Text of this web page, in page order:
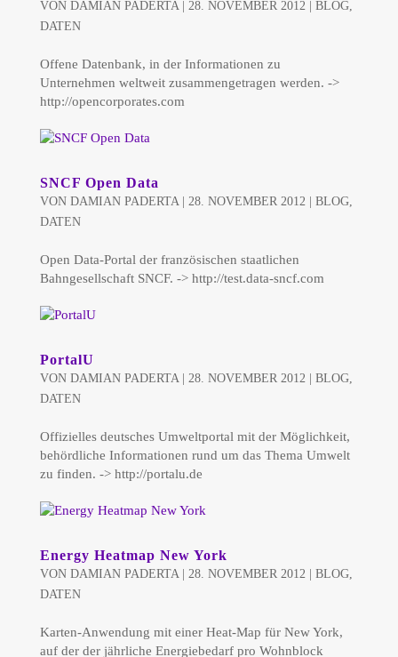
VON DAMIAN PADERTA| 28. NOVEMBER 2012| BLOG,
DATEN
Offene Datenbank, in der Informationen zu
Unternehmen weltweit zusammengetragen werden. ->
http://opencorporates.com
SNCF Open Data
VON DAMIAN PADERTA| 28. NOVEMBER 2012| BLOG,
DATEN
Open Data-Portal der französischen staatlichen
Bahngesellschaft SNCF. -> http://test.data-sncf.com
PortalU
VON DAMIAN PADERTA| 28. NOVEMBER 2012| BLOG,
DATEN
Offizielles deutsches Umweltportal mit der Möglichkeit,
behördliche Informationen rund um das Thema Umwelt
zu finden. -> http://portalu.de
Energy Heatmap New York
VON DAMIAN PADERTA| 28. NOVEMBER 2012| BLOG,
DATEN
Karten-Anwendung mit einer Heat-Map für New York,
auf der der jährliche Energiebedarf pro Wohnblock